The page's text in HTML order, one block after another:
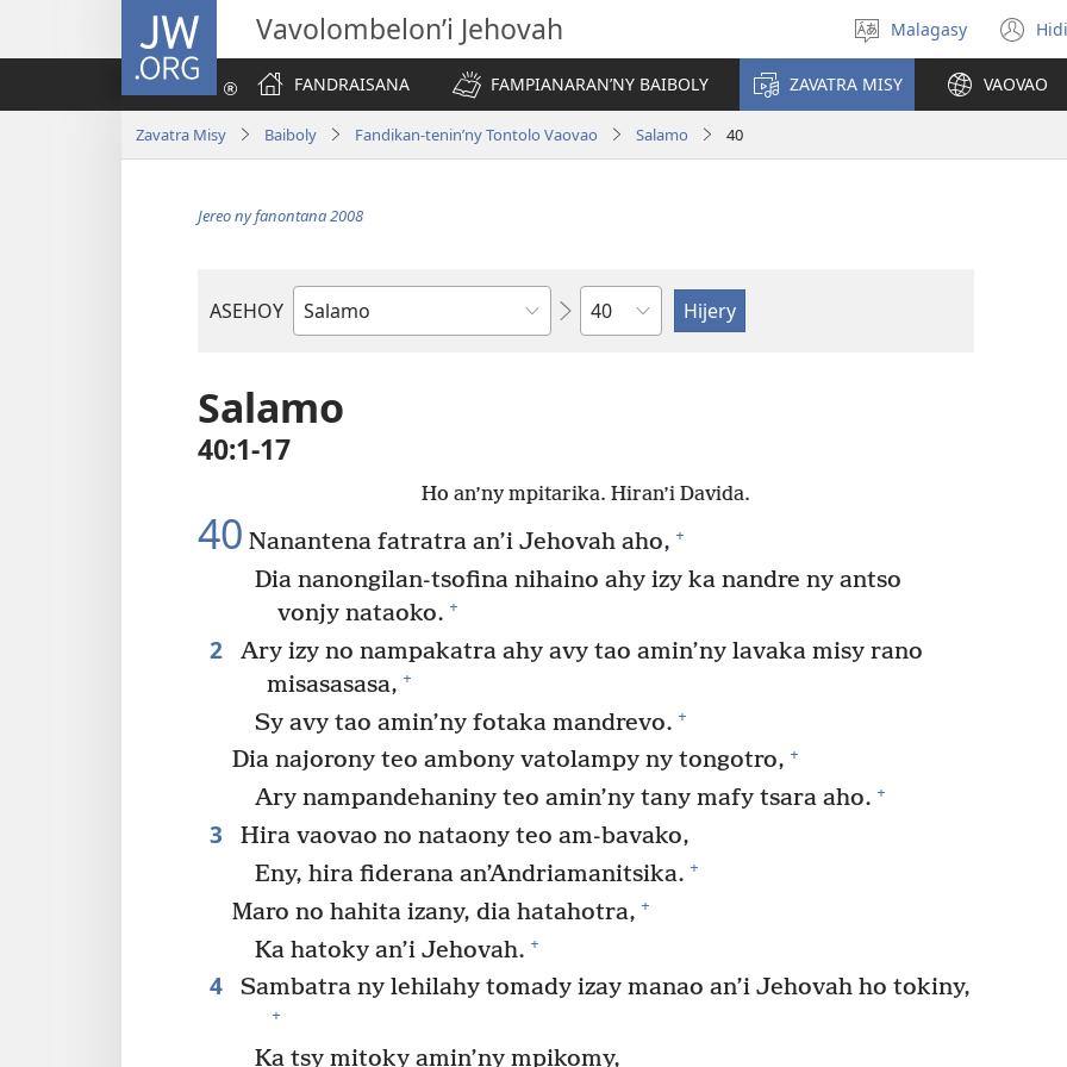
JW.ORG Vavolombelon’i Jehovah
Hifidy
fiteny
Malagasy
FANDRAISANA
FAMPIANARAN’NY BAIBOLY ZAVATRA MISY VAOVAO
Zavatra Misy Baiboly Fandikan-tenin’ny Tontolo Vaovao Salamo 40
Jereo ny fanontana 2008
ASEHOY
Boky
Baiboly
Toko
Salamo
40:1-17
Ho an’ny mpitarika. Hiran’i Davida.
40 Nanantena fatratra an’i Jehovah aho, +
Dia nanongilan-tsofina nihaino ahy izy ka nandre ny antso
vonjy nataoko. +
2
Ary izy no nampakatra ahy avy tao amin’ny lavaka misy rano
misasasasa, +
Sy avy tao amin’ny fotaka mandrevo. +
Dia najorony teo ambony vatolampy ny tongotro, +
Ary nampandehaniny teo amin’ny tany mafy tsara aho. +
3
Hira vaovao no nataony teo am-bavako,
Eny, hira fiderana an’Andriamanitsika. +
Maro no hahita izany, dia hatahotra, +
Ka hatoky an’i Jehovah. +
4 Sambatra ny lehilahy tomady izay manao an’i Jehovah ho tokiny,
+
Ka tsy mitoky amin’ny mpikomy,